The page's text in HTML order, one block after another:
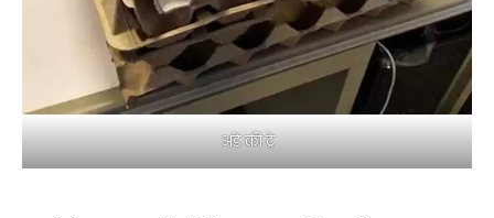
अंडे की ट्रे